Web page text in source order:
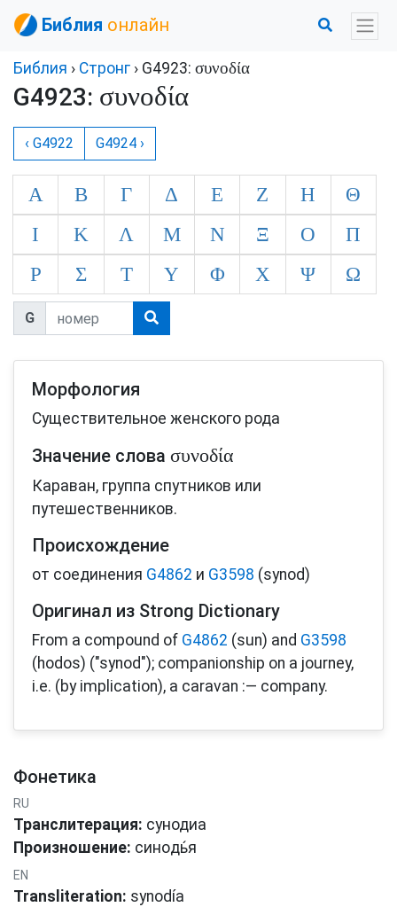
Библия онлайн
Библия › Стронг › G4923: συνοδία
G4923: συνοδία
‹ G4922 G4924 ›
Α Β Γ Δ Ε Ζ Η
Θ
Ι
Κ Λ Μ Ν Ξ Ο
Π
Ρ
Σ Τ Υ Φ Χ Ψ Ω
G
Морфология
Существительное женского рода
Значение слова συνοδία
Караван, группа спутников или
путешественников.
Происхождение
от соединения G4862 и G3598 (synod)
Оригинал из Strong Dictionary
From a compound of G4862 (sun) and G3598
(hodos) ("synod"); companionship on a journey,
i.e. (by implication), a caravan :— company.
Фонетика
RU
Транслитерация: сунодиа
Произношение: синοдь́я
EN
Transliteration: synodía